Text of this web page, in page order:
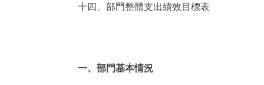
十四、部門整體支出績效目標表
一、部門基本情況